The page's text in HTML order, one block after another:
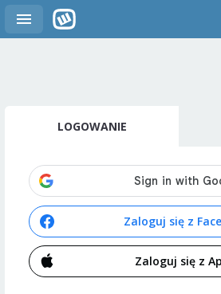
LOGOWANIE
Zaloguj się z
Zaloguj się z